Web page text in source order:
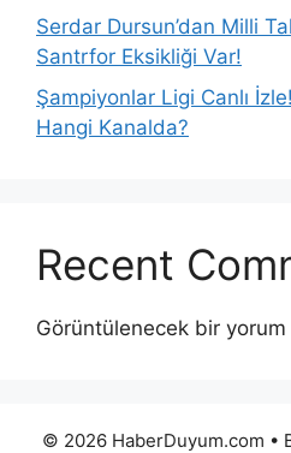
Serdar Dursun’dan Milli
Santrfor Eksikliği Var!
Şampiyonlar Ligi Canlı
Hangi Kanalda?
Recent
Görüntülenecek bir yorum
© 2026 HaberDuyum.com •